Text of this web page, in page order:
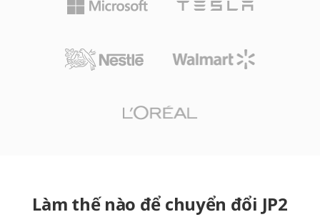
Làm thế nào để chuyển đổi JP2